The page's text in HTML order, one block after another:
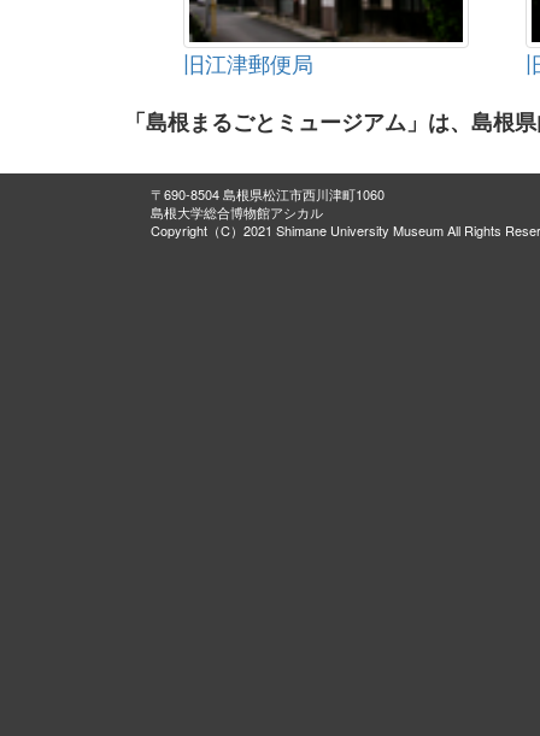
旧江津郵便局
「島根まるごとミュージアム」は、島根
〒690-8504 島根県松江市西川津町1060
島根大学総合博物館アシカル
Copyright（C）2021 Shimane University Museum All Rights